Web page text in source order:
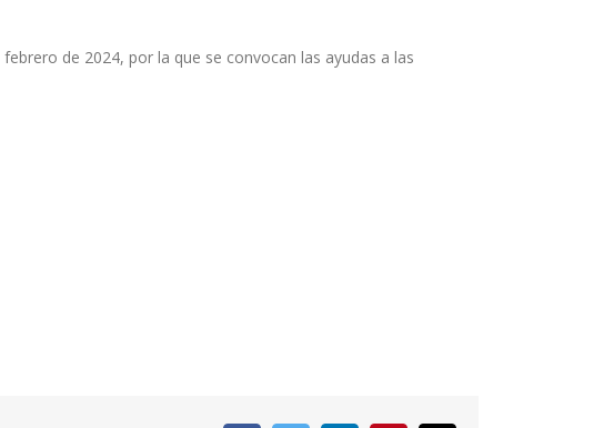
de 2024, por la que se convocan las ayudas a las